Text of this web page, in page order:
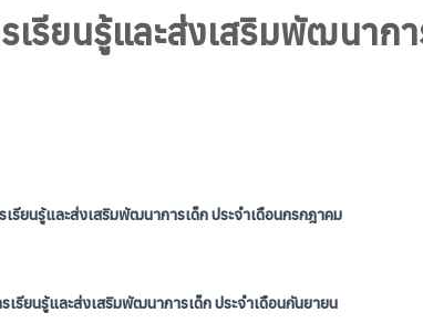
เรียนรู้และส่งเสริมพัฒนาก
เรียนรู้และส่งเสริมพัฒนาการเด็ก ประจำเดือนกรกฎาคม
เรียนรู้และส่งเสริมพัฒนาการเด็ก ประจำเดือนกันยายน